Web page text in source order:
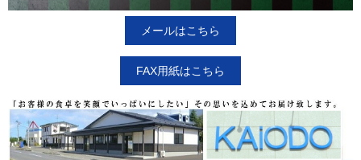
メールはこちら
FAX用紙はこちら